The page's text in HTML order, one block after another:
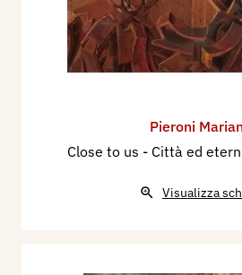
Pieroni
Close to us - Città ed
Visualizza